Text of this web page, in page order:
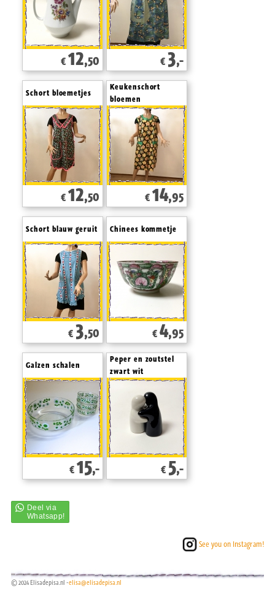
€ 12,50 € 3,-
Schort bloemetjes
€ 12,50
Keukenschort
bloemen
€ 14,95
Schort blauw geruit
€ 3,50
Chinees kommetje
€ 4,95
Galzen schalen
€ 15,-
Peper en zoutstel
zwart wit
€ 5,-
See you on Instagram!
© 2024 Elisadepisa.nl -elisa@elisadepisa.nl